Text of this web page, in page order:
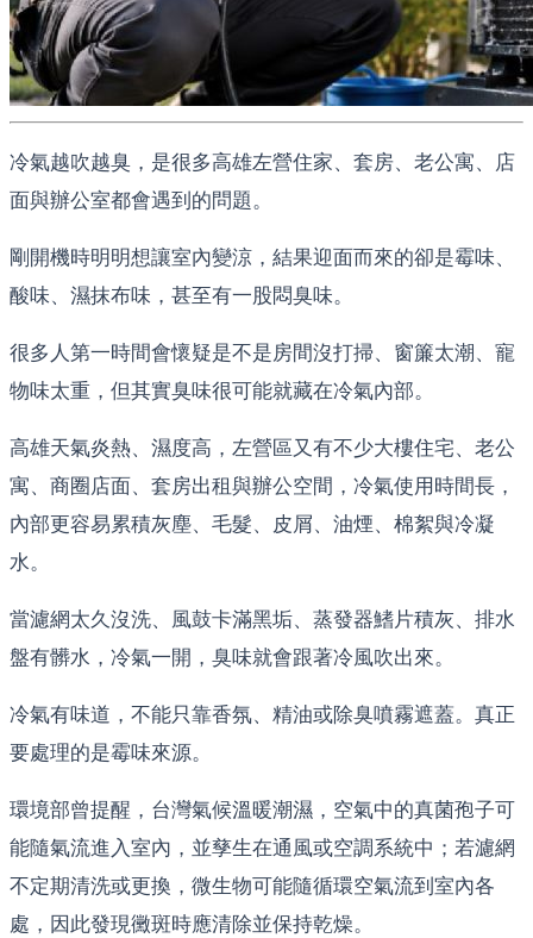
冷氣越吹越臭，是很多高雄左營住家、套房、老公寓、店
面與辦公室都會遇到的問題。
剛開機時明明想讓室內變涼，結果迎面而來的卻是霉味、
酸味、濕抹布味，甚至有一股悶臭味。
很多人第一時間會懷疑是不是房間沒打掃、窗簾太潮、寵
物味太重，但其實臭味很可能就藏在冷氣內部。
高雄天氣炎熱、濕度高，左營區又有不少大樓住宅、老公
寓、商圈店面、套房出租與辦公空間，冷氣使用時間長，
內部更容易累積灰塵、毛髮、皮屑、油煙、棉絮與冷凝
水。
當濾網太久沒洗、風鼓卡滿黑垢、蒸發器鰭片積灰、排水
盤有髒水，冷氣一開，臭味就會跟著冷風吹出來。
冷氣有味道，不能只靠香氛、精油或除臭噴霧遮蓋。真正
要處理的是霉味來源。
環境部曾提醒，台灣氣候溫暖潮濕，空氣中的真菌孢子可
能隨氣流進入室內，並孳生在通風或空調系統中；若濾網
不定期清洗或更換，微生物可能隨循環空氣流到室內各
處，因此發現黴斑時應清除並保持乾燥。